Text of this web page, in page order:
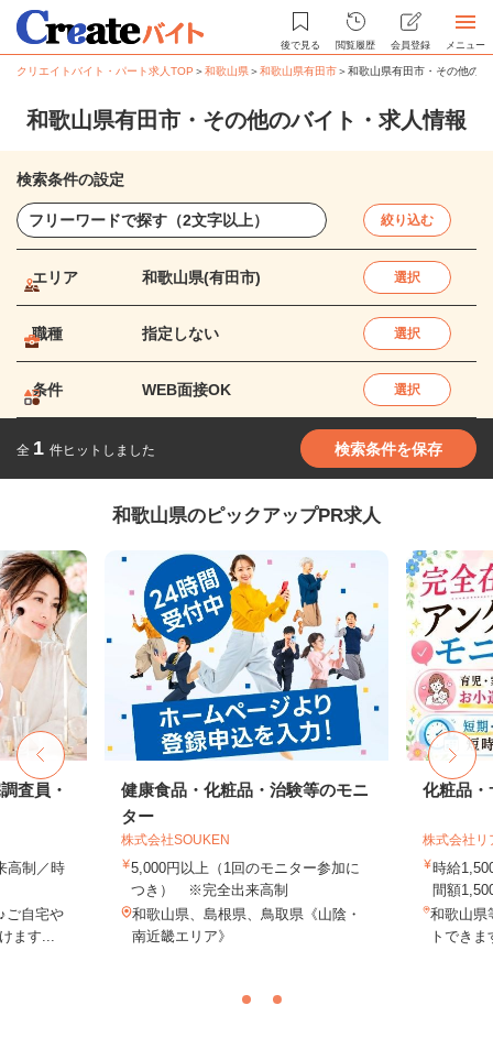
後で見る 閲覧履歴 会員登録 メニュー
クリエイトバイト・パート求人TOP ＞和歌山県＞和歌山県有田市＞和歌山県有田市・その他の
和歌山県有田市・その他のバイト・求人情報
検索条件の設定
絞り込む
エリア 和歌山県(有田市) 選択
職種 指定しない 選択
条件 WEB面接OK 選択
全 1 件ヒットしました 検索条件を保存
和歌山県のピックアップPR求人
査員・
高制／時
自宅や
ます...
健康食品・化粧品・治験等のモニ
ター
株式会社SOUKEN
5,000円以上（1回のモニター参加に
つき） ※完全出来高制
和歌山県、島根県、鳥取県《山陰・
南近畿エリア》
化粧品・
株式会社リ
時給
間額
和歌山県
トでき